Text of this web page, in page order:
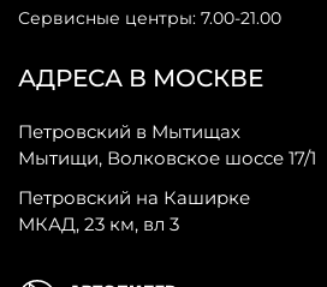
АДРЕСА В МОСКВЕ
Петровский в Мытищах
Мытищи, Волковское шоссе 17/1
Петровский на Каширке
МКАД, 23 км, вл 3
Сервисные центры: 7.00-21.00